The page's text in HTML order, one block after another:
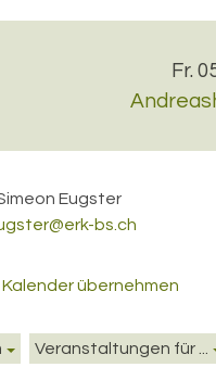
Fr.
Eugster
bs.ch
Kalender übernehmen
Veranstaltungen für ...